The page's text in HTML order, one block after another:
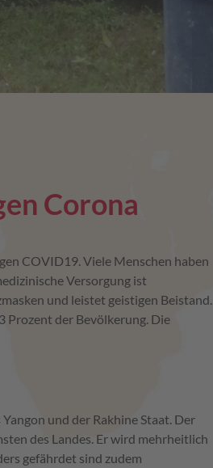
Corona
COVID19. Viele Menschen haben
Versorgung ist
und leistet geistigen Beistand.
Prozent der Bevölkerung. Die
und der Rakhine Staat. Der
des Landes. Er wird mehrheitlich
gefährdet sind zudem